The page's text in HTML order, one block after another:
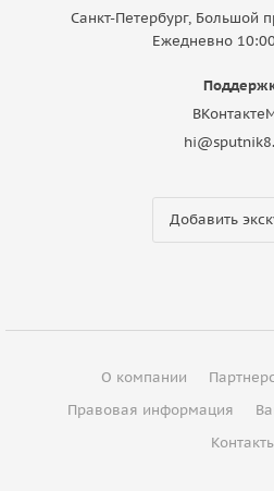
Санкт-Петербург, Большой
Ежедневно
ВКонтакте
Добавить
О компании
Правовая информация